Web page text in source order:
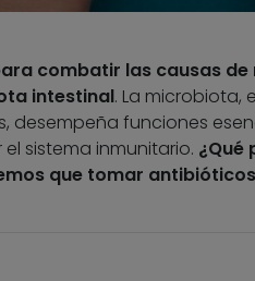
combatir las causas
intestinal. La microbiota,
desempeña funciones
sistema inmunitario. ¿Qué
que tomar